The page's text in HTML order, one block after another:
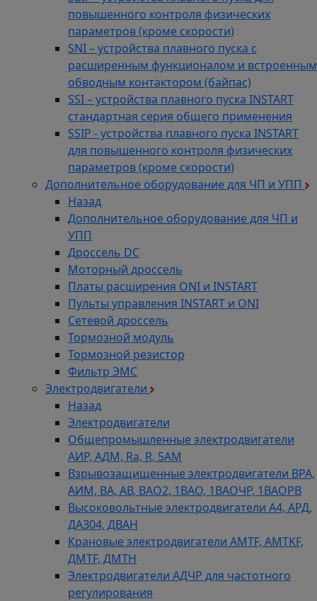
повышенного контроля физических
параметров (кроме скорости)
SNI – устройства плавного пуска с
расширенным функционалом и встроенным
обводным контактором (байпас)
SSI – устройства плавного пуска INSTART
стандартная серия общего применения
SSIP - устройства плавного пуска INSTART
для повышенного контроля физических
параметров (кроме скорости)
Дополнительное оборудование для ЧП и УПП
Назад
Дополнительное оборудование для ЧП и
УПП
Дроссель DC
Моторный дроссель
Платы расширения ONI и INSTART
Пульты управления INSTART и ONI
Сетевой дроссель
Тормозной модуль
Тормозной резистор
Фильтр ЭМС
Электродвигатели
Назад
Электродвигатели
Общепромышленные электродвигатели
АИР, АДМ, Ra, R, 5AM
Взрывозащищенные электродвигатели ВРА,
АИМ, ВА, АВ, ВАO2, 1ВАО, 1ВАОЧР, 1ВАОРВ
Высоковольтные электродвигатели A4, АРД,
ДАЗ04, ДВАН
Крановые электродвигатели AMTF, AMTKF,
ДMTF, ДМТН
Электродвигатели АДЧР для частотного
регулирования